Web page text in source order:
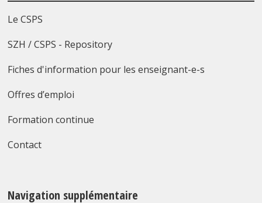
Le CSPS
SZH / CSPS - Repository
Fiches d'information pour les enseignant-e-s
Offres d’emploi
Formation continue
Contact
Navigation supplémentaire